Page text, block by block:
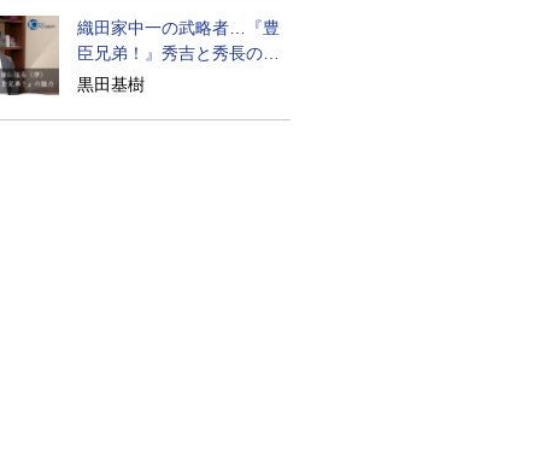
織田家中一の武略者…『豊
臣兄弟！』秀吉と秀長の知
られざる実像
黒田基樹